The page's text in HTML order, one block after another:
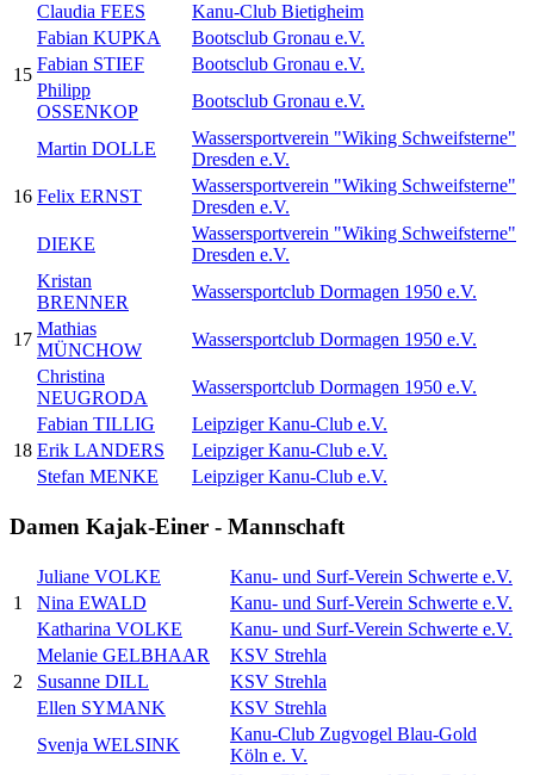
Claudia FEES
Kanu-Club Bietigheim
15
Fabian KUPKA
Bootsclub Gronau e.V.
Fabian STIEF
Bootsclub Gronau e.V.
Philipp
OSSENKOP
Bootsclub Gronau e.V.
16
Martin DOLLE
Wassersportverein "Wiking Schweifsterne"
Dresden e.V.
Felix ERNST
Wassersportverein "Wiking Schweifsterne"
Dresden e.V.
DIEKE
Wassersportverein "Wiking Schweifsterne"
Dresden e.V.
17
Kristan
BRENNER
Wassersportclub Dormagen 1950 e.V.
Mathias
MÜNCHOW
Wassersportclub Dormagen 1950 e.V.
Christina
NEUGRODA
Wassersportclub Dormagen 1950 e.V.
18
Fabian TILLIG
Leipziger Kanu-Club e.V.
Erik LANDERS
Leipziger Kanu-Club e.V.
Stefan MENKE
Leipziger Kanu-Club e.V.
Damen Kajak-Einer - Mannschaft
1
Juliane VOLKE
Kanu- und Surf-Verein Schwerte e.V.
Nina EWALD
Kanu- und Surf-Verein Schwerte e.V.
Katharina VOLKE
Kanu- und Surf-Verein Schwerte e.V.
2
Melanie GELBHAAR
KSV Strehla
Susanne DILL
KSV Strehla
Ellen SYMANK
KSV Strehla
Svenja WELSINK
Kanu-Club Zugvogel Blau-Gold
Köln e. V.